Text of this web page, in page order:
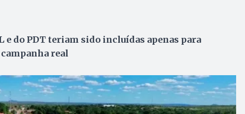
e do PDT teriam sido incluídas apenas para
real